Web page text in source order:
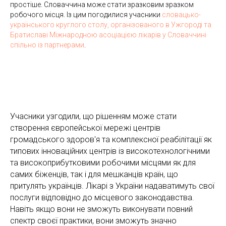
простіше. Словаччина може стати зразковим зразком
робочого місця. Із цим погодилися учасники словацько-
українського круглого столу, організованого в Ужгороді та
Братиславі Міжнародною асоціацією лікарів у Словаччині
спільно із партнерами
Учасники узгодили, що рішенням може стати
створення європейської мережі центрів
громадського здоров'я та комплексної реабілітації як
типових інноваційних центрів із високотехнологічними
та високоприбутковими робочими місцями як для
самих біженців, так і для мешканців країн, що
притулять українців. Лікарі з України надаватимуть свої
послуги відповідно до місцевого законодавства.
Навіть якщо вони не зможуть виконувати повний
спектр своєї практики, вони зможуть значно